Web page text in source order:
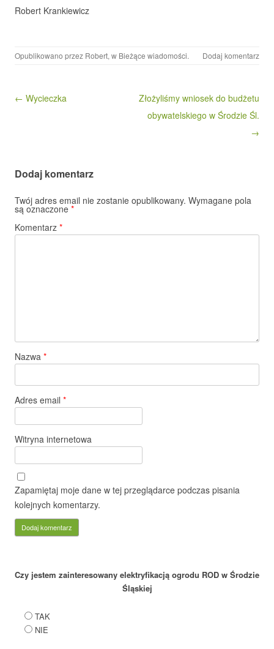
Robert Krankiewicz
Opublikowano przez Robert, w Bieżące wiadomości. Dodaj komentarz
Nawigacja wpisu
← Wycieczka
Złożyliśmy wniosek do budżetu
obywatelskiego w Środzie Śl.
→
Dodaj komentarz
Twój adres email nie zostanie opublikowany. Wymagane pola
są oznaczone *
Komentarz *
Nazwa *
Adres email *
Witryna internetowa
Zapamiętaj moje dane w tej przeglądarce podczas pisania
kolejnych komentarzy.
Czy jestem zainteresowany elektryfikacją ogrodu ROD w Środzie
Śląskiej
TAK
NIE